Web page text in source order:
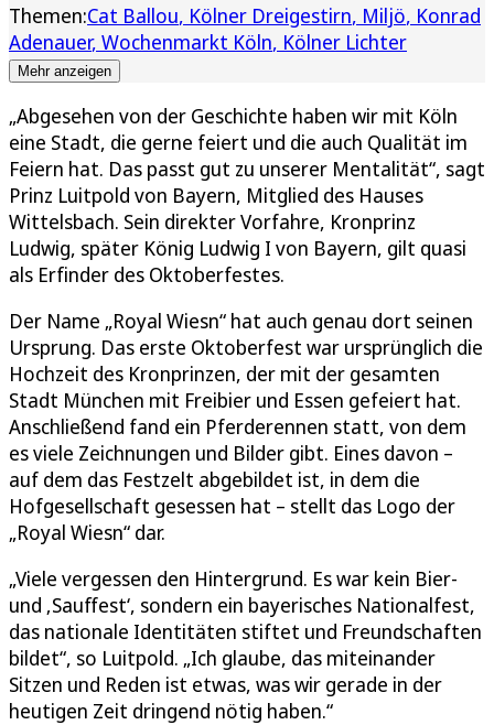
Themen:Cat Ballou Kölner Dreigestirn Miljö Konrad
Adenauer Wochenmarkt Köln Kölner Lichter
Mehr anzeigen
„Abgesehen von der Geschichte haben wir mit Köln
eine Stadt, die gerne feiert und die auch Qualität im
Feiern hat. Das passt gut zu unserer Mentalität“, sagt
Prinz Luitpold von Bayern, Mitglied des Hauses
Wittelsbach. Sein direkter Vorfahre, Kronprinz
Ludwig, später König Ludwig I von Bayern, gilt quasi
als Erfinder des Oktoberfestes.
Der Name „Royal Wiesn“ hat auch genau dort seinen
Ursprung. Das erste Oktoberfest war ursprünglich die
Hochzeit des Kronprinzen, der mit der gesamten
Stadt München mit Freibier und Essen gefeiert hat.
Anschließend fand ein Pferderennen statt, von dem
es viele Zeichnungen und Bilder gibt. Eines davon –
auf dem das Festzelt abgebildet ist, in dem die
Hofgesellschaft gesessen hat – stellt das Logo der
„Royal Wiesn“ dar.
„Viele vergessen den Hintergrund. Es war kein Bier-
und ‚Sauffest‘, sondern ein bayerisches Nationalfest,
das nationale Identitäten stiftet und Freundschaften
bildet“, so Luitpold. „Ich glaube, das miteinander
Sitzen und Reden ist etwas, was wir gerade in der
heutigen Zeit dringend nötig haben.“